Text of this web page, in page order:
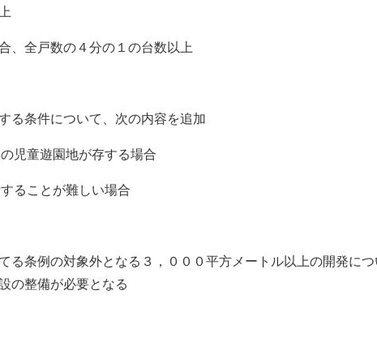
全戸数の４分の１の台数以上
る条件について、次の内容を追加
児童遊園地が存する場合
ることが難しい場合
条例の対象外となる３，０００平方メートル以上の開発につ
の整備が必要となる